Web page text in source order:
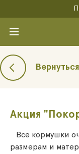
Вернуться
Акция
Все кормушки
размерам и